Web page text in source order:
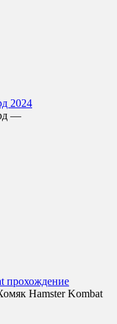
2024
—
прохождение
Hamster Kombat